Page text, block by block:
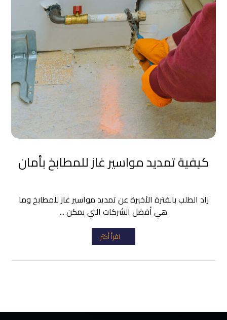
كيفية تمديد مواسير غاز للمطابخ بأمان
زاد الطلب بالفترة الأخيرة عن تمديد مواسير غاز للمطابخ وما
هي أفضل الشركات التي يمكن ...
اقرأ أكثر